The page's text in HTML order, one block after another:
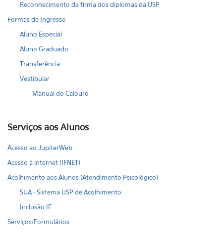
Reconhecimento de firma dos diplomas da USP
Formas de Ingresso
Aluno Especial
Aluno Graduado
Transferência
Vestibular
Manual do Calouro
Serviços aos Alunos
Acesso ao JupiterWeb
Acesso à internet (IFNET)
Acolhimento aos Alunos (Atendimento Psicológico)
SUA - Sistema USP de Acolhimento
Inclusão IF
Serviços/Formulários